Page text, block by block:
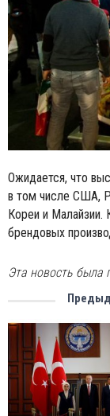
Ожидается, что
в том числе США,
Кореи и Малайзии.
брендовых
Эта новость была